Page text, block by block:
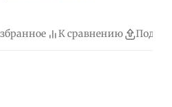
К сравнению